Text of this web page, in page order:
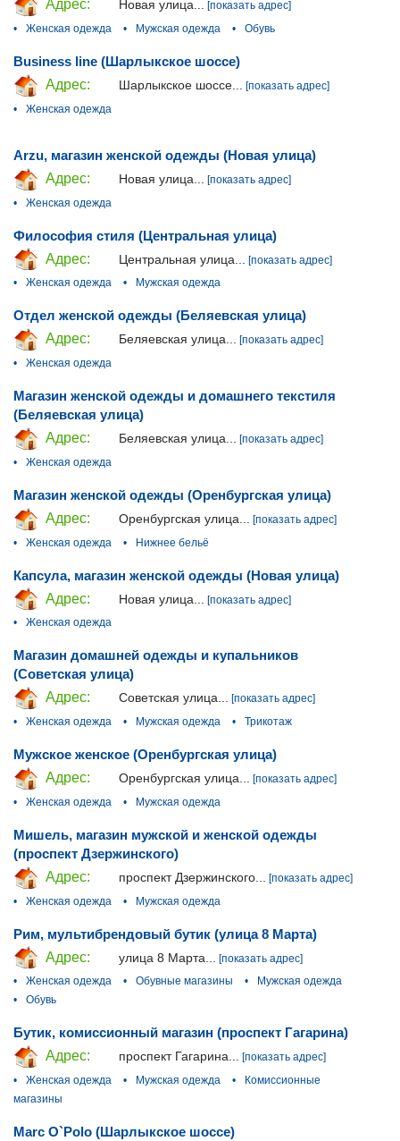
Адрес: Новая улица... [показать адрес]
•
Женская одежда • Мужская одежда • Обувь
Business line (Шарлыкское шоссе)
Адрес:
Шарлыкское шоссе...
[показать адрес]
•
Женская одежда
Arzu, магазин женской одежды (Новая улица)
Адрес:
Новая улица...
[показать адрес]
•
Женская одежда
Философия стиля (Центральная улица)
Адрес:
Центральная улица...
[показать адрес]
•
Женская одежда • Мужская одежда
Отдел женской одежды (Беляевская улица)
Адрес:
Беляевская улица... [показать адрес]
•
Женская одежда
Магазин женской одежды и домашнего текстиля
(Беляевская улица)
Адрес:
Беляевская улица...
[показать адрес]
•
Женская одежда
Магазин женской одежды (Оренбургская улица)
Адрес:
Оренбургская улица...
[показать адрес]
•
Женская одежда • Нижнее бельё
Капсула, магазин женской одежды (Новая улица)
Адрес:
Новая улица...
[показать адрес]
•
Женская одежда
Магазин домашней одежды и купальников
(Советская улица)
Адрес:
Советская улица... [показать адрес]
•
Женская одежда • Мужская одежда • Трикотаж
Мужское женское (Оренбургская улица)
Адрес:
Оренбургская улица...
[показать адрес]
•
Женская одежда • Мужская одежда
Мишель, магазин мужской и женской одежды
(проспект Дзержинского)
Адрес:
проспект Дзержинского...
[показать адрес]
•
Женская одежда • Мужская одежда
Рим, мультибрендовый бутик (улица 8 Марта)
Адрес:
улица 8 Марта...
[показать адрес]
•
Женская одежда • Обувные магазины •
Мужская одежда
•
Обувь
Бутик, комиссионный магазин (проспект Гагарина)
Адрес:
проспект Гагарина... [показать адрес]
•
Женская одежда • Мужская одежда •
Комиссионные
магазины
Marc O`Polo (Шарлыкское шоссе)